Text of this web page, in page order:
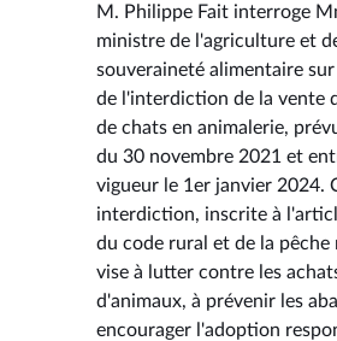
M. Philippe Fait interroge
ministre de l'agriculture et
souveraineté alimentaire
de l'interdiction de la vente
de chats en animalerie,
du 30 novembre 2021 et
vigueur le 1er janvier 2024.
interdiction, inscrite à
du code rural et de la pêche
vise à lutter contre les
d'animaux, à prévenir les
encourager l'adoption